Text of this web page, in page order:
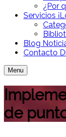
¿Por
Servicios
Blog
Contacto
Menu
de